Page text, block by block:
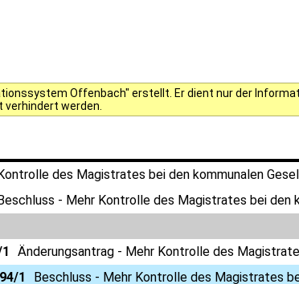
Offenbach" erstellt. Er dient nur der
werden.
des Magistrates bei den kommunalen
- Mehr Kontrolle des Magistrates bei den
Änderungsantrag - Mehr Kontrolle des
1 Beschluss - Mehr Kontrolle des Magistrates